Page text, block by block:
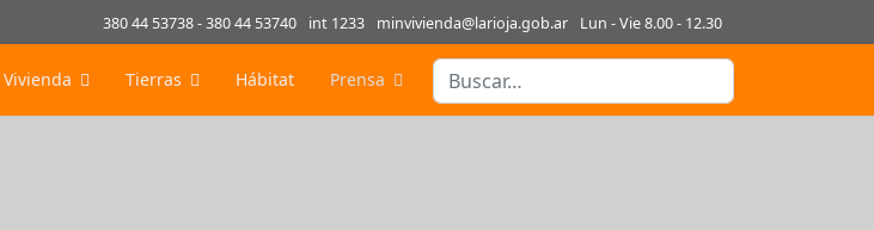
380 44 53738 - 380 44 53740 int 1233 minvivienda@larioja.gob.ar Lun - Vie 8.00 - 12.30
Vivienda Tierras Hábitat Prensa
Buscar
Type 2 or more characters for results.